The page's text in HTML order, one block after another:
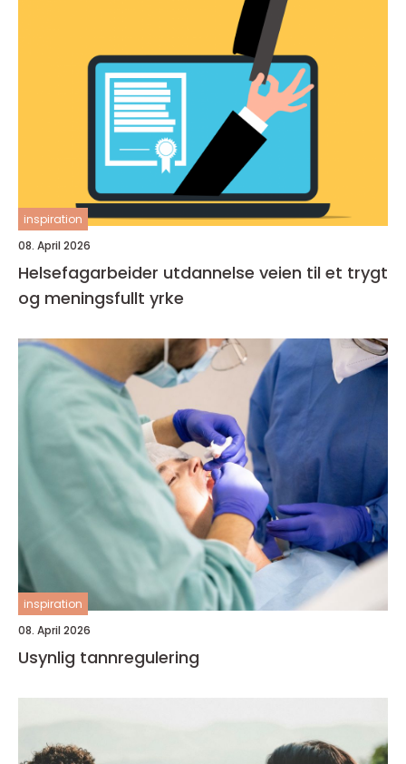
inspiration
08. April 2026
Helsefagarbeider utdannelse veien til et trygt
og meningsfullt yrke
inspiration
08. April 2026
Usynlig tannregulering